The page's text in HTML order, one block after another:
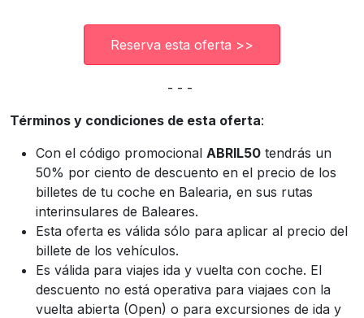
Reserva esta oferta >>
- - -
Términos y condiciones de esta oferta:
Con el código promocional ABRIL50 tendrás un
50% por ciento de descuento en el precio de los
billetes de tu coche en Balearia, en sus rutas
interinsulares de Baleares.
Esta oferta es válida sólo para aplicar al precio del
billete de los vehículos.
Es válida para viajes ida y vuelta con coche. El
descuento no está operativa para viajaes con la
vuelta abierta (Open) o para excursiones de ida y